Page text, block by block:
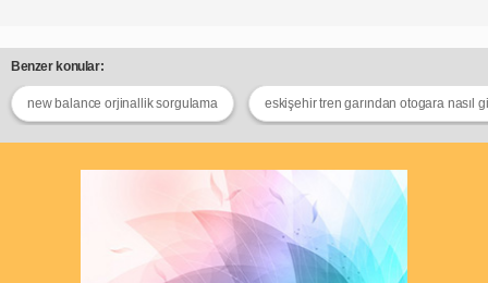
Benzer konular:
new balance orjinallik sorgulama eskişehir tren garından otogara nasıl